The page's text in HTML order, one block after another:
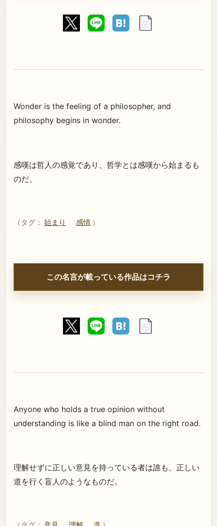
Wonder is the feeling of a philosopher, and
philosophy begins in wonder.
感嘆は哲人の感覚であり、哲学とは感嘆から始まるも
のだ。
（タグ： 始まり 感情 ）
この名言が載っている作品はコチラ
Anyone who holds a true opinion without
understanding is like a blind man on the right road.
理解せずに正しい意見を持っている者は誰も、正しい
道を行く盲人のようなものだ。